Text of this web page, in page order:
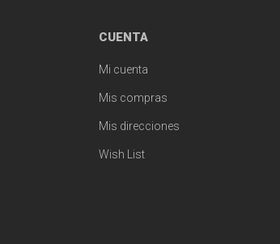
CUENTA
Mi cuenta
Mis compras
Mis direcciones
Wish List